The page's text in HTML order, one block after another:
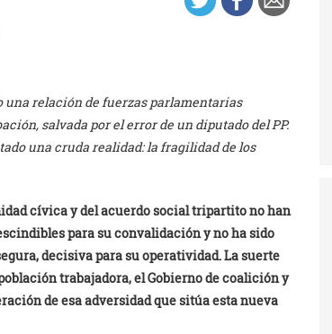
una relación de fuerzas parlamentarias
salvada por el error de un diputado del PP.
una cruda realidad: la fragilidad de los
cívica y del acuerdo social tripartito no han
para su convalidación y no ha sido
decisiva para su operatividad. La suerte
trabajadora, el Gobierno de coalición y
de esa adversidad que sitúa esta nueva